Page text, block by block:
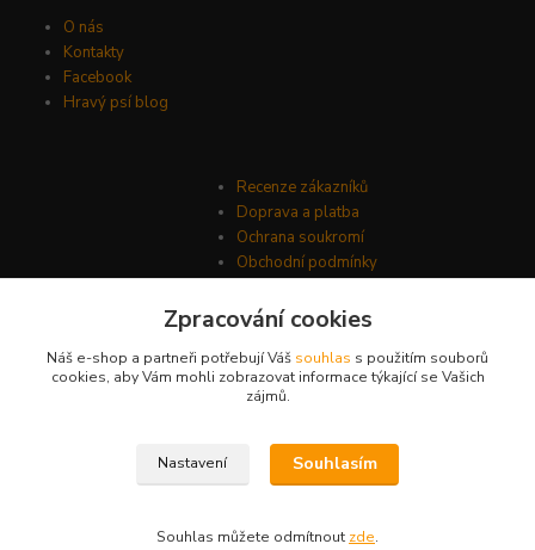
O nás
Kontakty
Facebook
Hravý psí blog
Recenze zákazníků
Doprava a platba
Ochrana soukromí
Obchodní podmínky
© Psí-hračky.cz 2026
Zpracování cookies
Náš e-shop a partneři potřebují Váš souhlas s použitím souborů
cookies, aby Vám mohli zobrazovat informace týkající se Vašich
zájmů.
Nastavení Souhlasím
Souhlas můžete odmítnout zde.